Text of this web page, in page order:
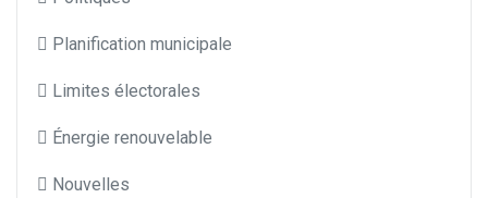
Planification municipale
Limites électorales
Énergie renouvelable
Nouvelles